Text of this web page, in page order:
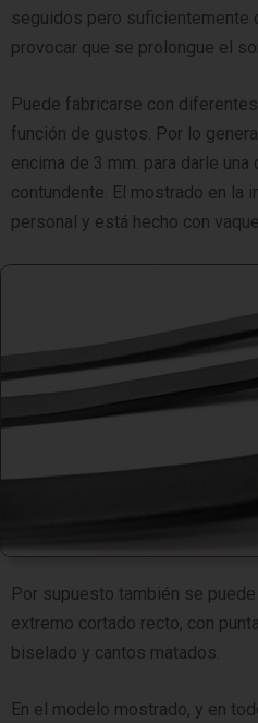
seguidos pero suficientemente
provocar que se prolongue el
Puede fabricarse con
función de gustos. Por lo
encima de 3 mm. para darle
contundente. El mostrado en la
personal y está hecho con
Por supuesto también se
extremo cortado recto, con
biselado y cantos matados.
En el modelo mostrado, y en